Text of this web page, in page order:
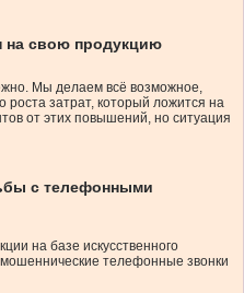
на свою продукцию
Мы делаем всё возможное,
роста затрат, который ложится на
от этих повышений, но ситуация
с телефонными
на базе искусственного
телефонные звонки